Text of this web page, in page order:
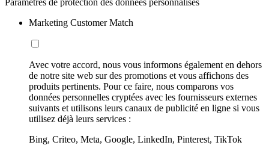
Marketing Customer Match
Avec votre accord, nous vous informons également en dehors
de notre site web sur des promotions et vous affichons des
produits pertinents. Pour ce faire, nous comparons vos
données personnelles cryptées avec les fournisseurs externes
suivants et utilisons leurs canaux de publicité en ligne si vous
utilisez déjà leurs services :
Bing, Criteo, Meta, Google, LinkedIn, Pinterest, TikTok